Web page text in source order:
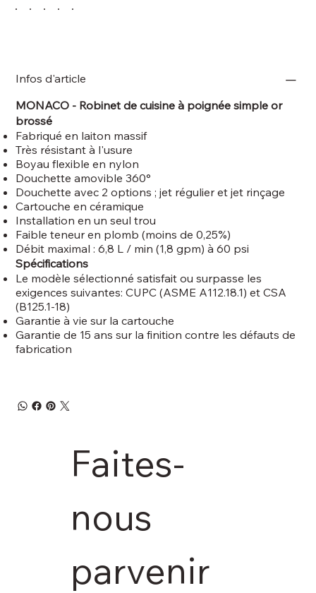
Infos d'article
MONACO - Robinet de cuisine à poignée simple or
brossé
Fabriqué en laiton massif
Très résistant à l'usure
Boyau flexible en nylon
Douchette amovible 360°
Douchette avec 2 options ; jet régulier et jet rinçage
Cartouche en céramique
Installation en un seul trou
Faible teneur en plomb (moins de 0,25%)
Débit maximal : 6,8 L / min (1,8 gpm) à 60 psi
Spécifications
Le modèle sélectionné satisfait ou surpasse les
exigences suivantes: CUPC (ASME A112.18.1) et CSA
(B125.1-18)
Garantie à vie sur la cartouche
Garantie de 15 ans sur la finition contre les défauts de
fabrication
Faites-
nous
parvenir